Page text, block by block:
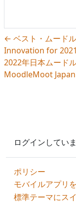
← ベスト・ムード
Innovation for 2021
2022年日本ムード
MoodleMoot
ログインしてい
ポリシー
モバイルアプリ
標準テーマにス